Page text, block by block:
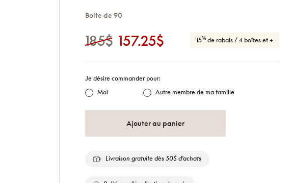
Boite de 90
185$ 157.25$ 15%de rabais / 4 boîtes et +
Je désire commander pour:
Moi
Autre membre de ma famille
Ajouter au panier
Livraison gratuite dès 50$ d'achats